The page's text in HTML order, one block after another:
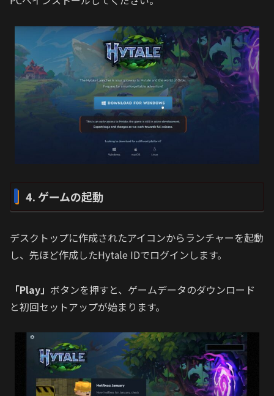
4. ゲームの起動
デスクトップに作成されたアイコンからランチャーを起動
し、先ほど作成したHytale IDでログインします。
「Play」 ボタンを押すと、ゲームデータのダウンロード
と初回セットアップが始まります。